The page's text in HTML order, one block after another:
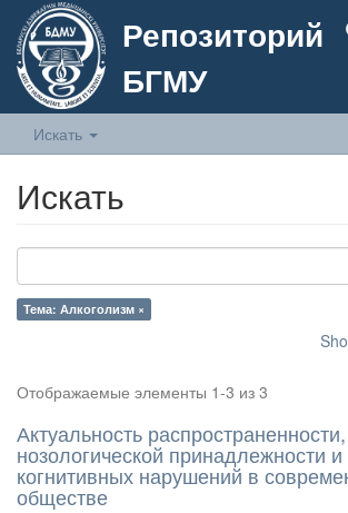
Репозиторий
БГМУ
Искать
Искать
Тема: Алкоголизм ×
Отображаемые элементы 1-3 из 3
Актуальность распространенности,
нозологической принадлежности и
когнитивных нарушений в
обществе